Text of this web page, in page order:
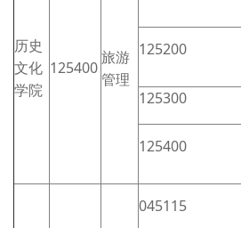
历史
文化
学院
125400
旅游
管理
125200
125300
125400
045115